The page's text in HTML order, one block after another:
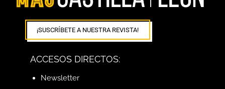
¡SUSCRÍBETE A NUESTRA REVISTA!
ACCESOS DIRECTOS:
Newsletter